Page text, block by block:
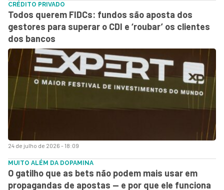
24 de julho de 2026 - 18:09
CRÉDITO PRIVADO
Todos querem FIDCs: fundos são aposta dos
gestores para superar o CDI e ‘roubar’ os clientes
dos bancos
MUITO ALÉM DA DOPAMINA
O gatilho que as bets não podem mais usar em
propagandas de apostas — e por que ele funciona